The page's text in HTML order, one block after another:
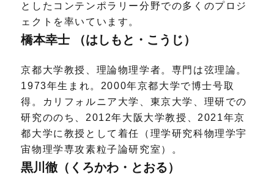
としたコンテンポラリー分野での多くのプロジ
ェクトを率いています。
橋本幸士 （はしもと・こうじ）
京都大学教授、理論物理学者。専門は弦理論。
1973年生まれ。2000年京都大学で博士号取
得。カリフォルニア大学、東京大学、理研での
研究ののち、2012年大阪大学教授、2021年京
都大学に教授として着任（理学研究科物理学宇
宙物理学専攻素粒子論研究室）。
黒川徹（くろかわ・とおる）